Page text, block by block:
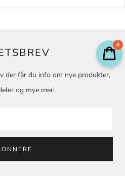
der får du info om nye produkter,
og mye mer!
0